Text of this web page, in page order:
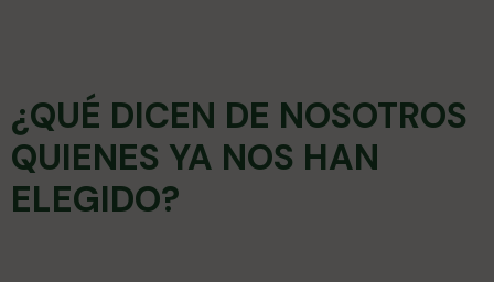
¿QUÉ DICEN DE NOSOTROS
QUIENES YA NOS HAN
ELEGIDO?